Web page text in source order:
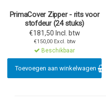
PrimaCover Zipper - rits voor
stofdeur (24 stuks)
€181,50 Incl. btw
€150,00 Excl. btw
Beschikbaar
Toevoegen aan winkelwagen